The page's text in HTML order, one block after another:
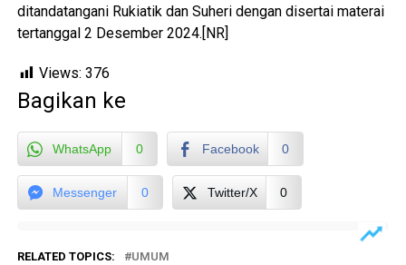
ditandatangani Rukiatik dan Suheri dengan disertai materai
tertanggal 2 Desember 2024.[NR]
Views: 376
Bagikan ke
WhatsApp 0 Facebook 0
Messenger 0 Twitter/X 0
RELATED TOPICS: UMUM